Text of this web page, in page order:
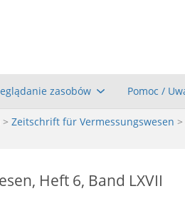
zasobów Pomoc /
> Zeitschrift für Vermessungswesen >
Heft 6, Band LXVII